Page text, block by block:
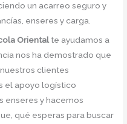
un acarreo seguro y
enseres y carga.
Oriental te ayudamos a
nos ha demostrado que
clientes
el apoyo logístico
enseres y hacemos
qué esperas para buscar